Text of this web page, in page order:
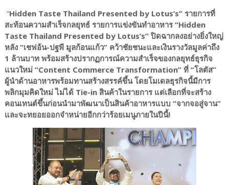
“Hidden Taste Thailand Presented by Lotus’s” รายการที่
สะท้อนความสำเร็จกลยุทธ์ รายการแข่งขันทำอาหาร “Hidden
Taste Thailand Presented by Lotus’s” ปิดฉากลงอย่างยิ่งใหญ่
หลัง “เชฟอ้น-ปฐพี มูลก้อนแก้ว” คว้าชัยชนะและเงินรางวัลมูลค่าถึง
1 ล้านบาท พร้อมสร้างปรากฏการณ์ความสำเร็จของกลยุทธ์ธุรกิจ
แนวใหม่ “Content Commerce Transformation” ที่ “โลตัส”
ผู้นำด้านอาหารพร้อมทานสร้างสรรค์ขึ้น โดยโมเดลธุรกิจนี้มีการ
พลิกมุมคิดใหม่ ไม่ได้ Tie-in สินค้าในรายการ แต่เลือกที่จะสร้าง
คอนเทนต์ขึ้นก่อนนำมาพัฒนาเป็นสินค้าอาหารแบบ “จากจอสู่จาน”
และจะทยอยออกจำหน่ายอีกกว่าร้อยเมนูภายในปีนี้!